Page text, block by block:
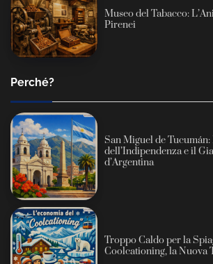
Museo del Tabacco:
Pirenei
Perché?
San Miguel de
dell’Indipendenza e il
d’Argentina
Troppo Caldo per la
Coolcationing, la Nuova